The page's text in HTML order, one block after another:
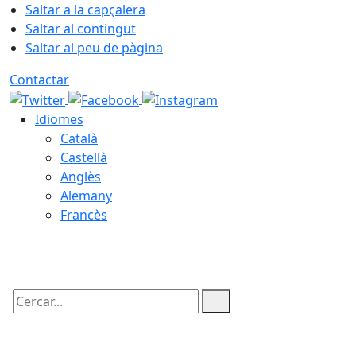
Saltar a la capçalera
Saltar al contingut
Saltar al peu de pàgina
Contactar
Idiomes
Català
Castellà
Anglès
Alemany
Francès
Cercar: